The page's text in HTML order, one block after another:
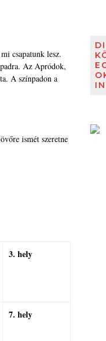
csapatunk lesz.
Az Apródok,
A színpadon a
ismét szeretne
3. hely
7. hely